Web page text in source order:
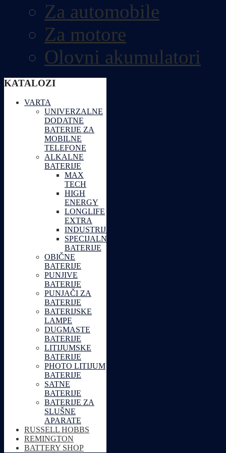
Za automobile
Za motore
Olovni akumulatori
KATALOZI
VARTA
UNIVERZALNE
DODATNE
BATERIJE ZA
MOBILNE
TELEFONE
ALKALNE
BATERIJE
MAX
TECH
HIGH
ENERGY
LONGLIFE
EXTRA
INDUSTRIJAL
SPECIJALNE
BATERIJE
OBIČNE
BATERIJE
PUNJIVE
BATERIJE
PUNJAČI ZA
BATERIJE
BATERIJSKE
LAMPE
DUGMASTE
BATERIJE
LITIJUMSKE
BATERIJE
PHOTO LITIJUM
BATERIJE
SATNE
BATERIJE
BATERIJE ZA
SLUŠNE
APARATE
RUSSELL HOBBS
REMINGTON
BATTERY SHOP